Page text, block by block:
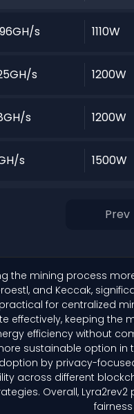
s 1110W
s 1200W
s 1200W
s 1500W
the mining process
and Keccak,
for centralized
effectively, keeping
efficiency without
sustainable option
by privacy-
across different
Overall,